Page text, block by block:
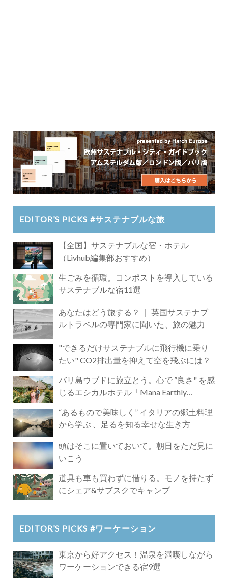
EDITOR’S PICKS #サステナブルな旅
【全国】サステナブルな宿・ホテル
（Livhub編集部おすすめ）
生ごみを循環。コンポストを導入している
サステナブルな宿11選
あなたはどう旅する？ ｜ 英国サステナブ
ルトラベルの専門家に聞いた、旅の魅力
"できるだけサステナブルに飛行機に乗り
たい" CO2排出量を抑えて空を飛ぶには？
バリ島ウブドに旅立とう。心で ”良さ" を感
じるエシカルホテル「Mana Earthly
“あるもので美味しく” イタリアの郷土料理
から学ぶ 、足るを知る幸せな生き方
頭はそこに置いておいて。朝日をただ見に
いこう
道具も車も買わずに借りる。モノを持たず
にシェア&サブスクでキャンプ
EDITOR’S PICKS #ワーケーション
東京から好アクセス！温泉を満喫しながら
ワーケーションできる宿9選